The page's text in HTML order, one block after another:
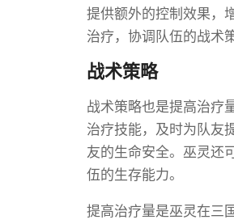
提供额外的控制效果，
治疗，协调队伍的战术
战术策略
战术策略也是提高治疗
治疗技能，及时为队友
友的生命安全。巫灵还
伍的生存能力。
提高治疗量是巫灵在三